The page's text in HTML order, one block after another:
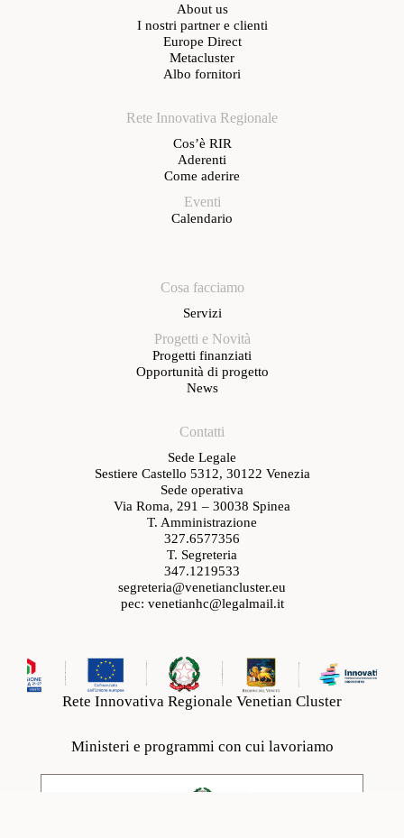
About us
I nostri partner e clienti
Europe Direct
Metacluster
Albo fornitori
Rete Innovativa Regionale
Cos’è RIR
Aderenti
Come aderire
Eventi
Calendario
Cosa facciamo
Servizi
Progetti e Novità
Progetti finanziati
Opportunità di progetto
News
Contatti
Sede Legale
Sestiere Castello 5312, 30122 Venezia
Sede operativa
Via Roma, 291 – 30038 Spinea
T. Amministrazione
327.6577356
T. Segreteria
347.1219533
segreteria@venetiancluster.eu
pec: venetianhc@legalmail.it
Rete Innovativa Regionale Venetian Cluster
Ministeri e programmi con cui lavoriamo